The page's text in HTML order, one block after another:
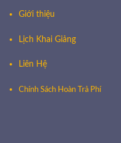
Giới thiệu
Lịch Khai Giảng
Liên Hệ
Chính Sách Hoàn Trả Phí